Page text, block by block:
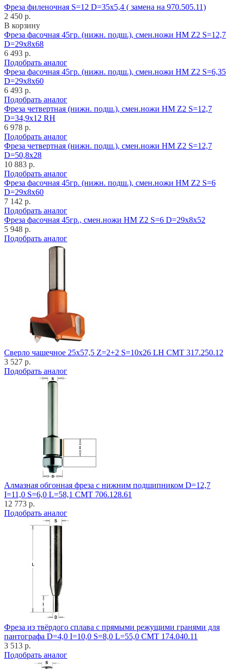
Фреза филеночная S=12 D=35x5,4 ( замена на 970.505.11)
2 450 р.
В корзину
Фреза фасочная 45гр. (нижн. подш.), смен.ножи HM Z2 S=12,7
D=29x8x68
6 493 р.
Подобрать аналог
Фреза фасочная 45гр. (нижн. подш.), смен.ножи HM Z2 S=6,35
D=29x8x60
6 493 р.
Подобрать аналог
Фреза четвертная (нижн. подш.), смен.ножи HM Z2 S=12,7
D=34,9x12 RH
6 978 р.
Подобрать аналог
Фреза четвертная (нижн. подш.), смен.ножи HM Z2 S=12,7
D=50,8x28
10 883 р.
Подобрать аналог
Фреза фасочная 45гр. (нижн. подш.), смен.ножи HM Z2 S=6
D=29x8x60
7 142 р.
Подобрать аналог
Фреза фасочная 45гр., смен.ножи HM Z2 S=6 D=29x8x52
5 948 р.
Подобрать аналог
Cверло чашечное 25x57,5 Z=2+2 S=10x26 LH CMT 317.250.12
3 527 р.
Подобрать аналог
Алмазная обгонная фреза с нижним подшипником D=12,7
I=11,0 S=6,0 L=58,1 CMT 706.128.61
12 773 р.
Подобрать аналог
Фреза из твёрдого сплава с прямыми режущими гранями для
пантографа D=4,0 I=10,0 S=8,0 L=55,0 CMT 174.040.11
3 513 р.
Подобрать аналог